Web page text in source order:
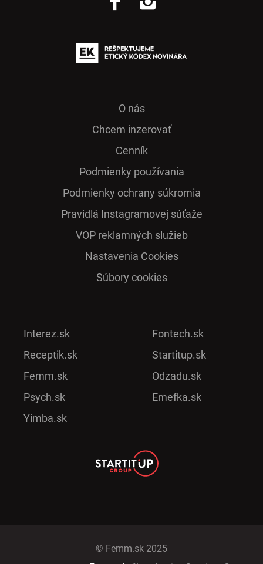
O nás
Chcem inzerovať
Cenník
Podmienky používania
Podmienky ochrany súkromia
Pra­vidlá Ins­ta­gra­mo­vej sú­ťaže
VOP reklamných služieb
Nastavenia Cookies
Súbory cookies
Interez.sk
Receptik.sk
Femm.sk
Psych.sk
Yimba.sk
Fontech.sk
Startitup.sk
Odzadu.sk
Emefka.sk
© Femm.sk 2025